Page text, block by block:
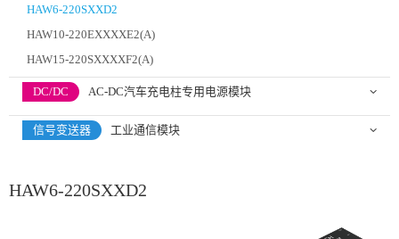
HAW6-220SXXD2
HAW10-220EXXXXE2(A)
HAW15-220SXXXXF2(A)
DC/DC AC-DC汽车充电柱专用电源模块
信号变送器 工业通信模块
HAW6-220SXXD2